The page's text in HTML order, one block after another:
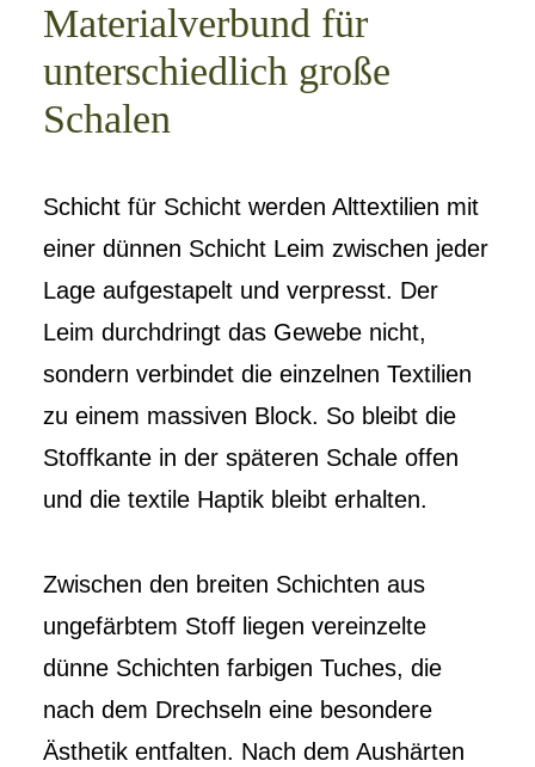
Materialverbund für
unterschiedlich große
Schalen
Schicht für Schicht werden Alttextilien mit
einer dünnen Schicht Leim zwischen jeder
Lage aufgestapelt und verpresst. Der
Leim durchdringt das Gewebe nicht,
sondern verbindet die einzelnen Textilien
zu einem massiven Block. So bleibt die
Stoffkante in der späteren Schale offen
und die textile Haptik bleibt erhalten.
Zwischen den breiten Schichten aus
ungefärbtem Stoff liegen vereinzelte
dünne Schichten farbigen Tuches, die
nach dem Drechseln eine besondere
Ästhetik entfalten. Nach dem Aushärten